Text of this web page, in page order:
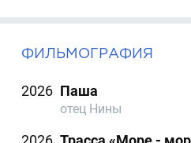
ФИЛЬМОГРАФИЯ
2026 Паша
отец Нины